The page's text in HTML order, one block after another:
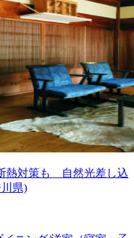
熱対策も 自然光差し込
県)